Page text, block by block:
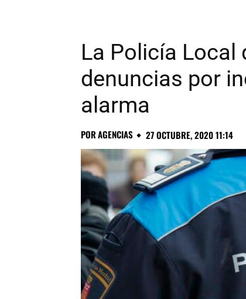
La Policía Local
denuncias por
alarma
PORAGENCIAS 27 OCTUBRE, 2020 11:14